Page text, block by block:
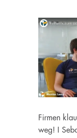
Firmen
weg! I